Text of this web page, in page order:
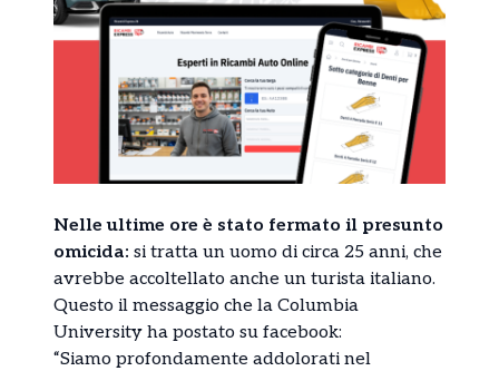
Nelle ultime ore è stato fermato il presunto
omicida: si tratta un uomo di circa 25 anni, che
avrebbe accoltellato anche un turista italiano.
Questo il messaggio che la Columbia
University ha postato su facebook:
“Siamo profondamente addolorati nel